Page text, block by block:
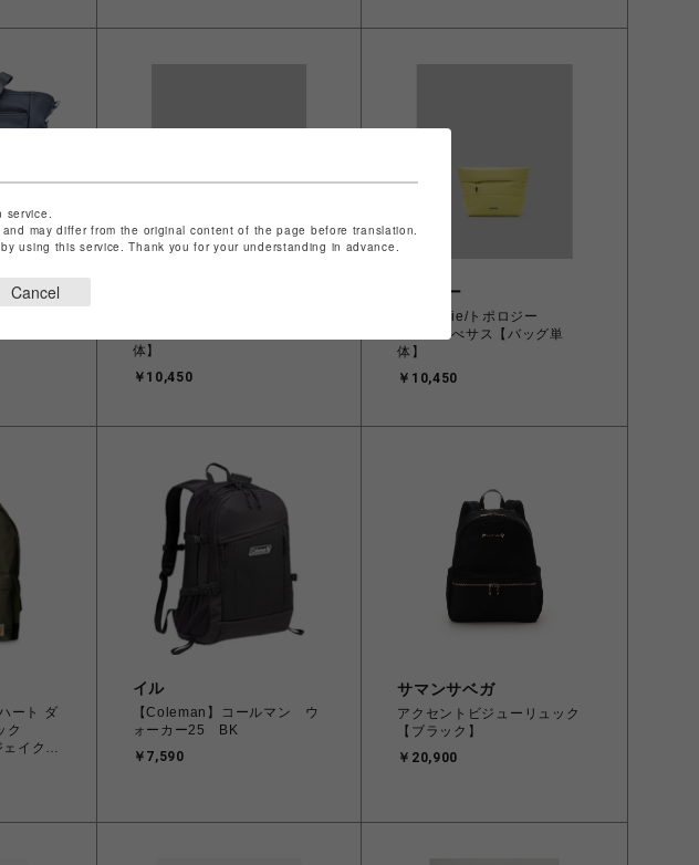
体】
￥10,450
ビーバー
Topologie/トポロジー
Besace べサス【バッグ単
体】
￥10,450
ート ダ
ク
イク
料：
イル
【Coleman】コールマン ウ
ォーカー25 BK
￥7,590
サマンサベガ
アクセントビジューリュック
【ブラック】
￥20,900
may differ from the original content of the page before translation.
using this service. Thank you for your understanding in advance.
Cancel